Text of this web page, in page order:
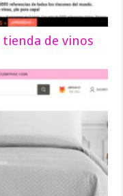
de vinos